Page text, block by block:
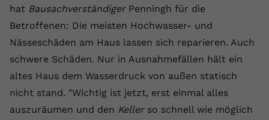
hat BausachverständigerPenningh für die
Betroffenen: Die meisten Hochwasser- und
Nässeschäden am Haus lassen sich reparieren. Auch
schwere Schäden. Nur in Ausnahmefällen hält ein
altes Haus dem Wasserdruck von außen statisch
nicht stand. "Wichtig ist jetzt, erst einmal alles
auszuräumen und den Kellerso schnell wie möglich